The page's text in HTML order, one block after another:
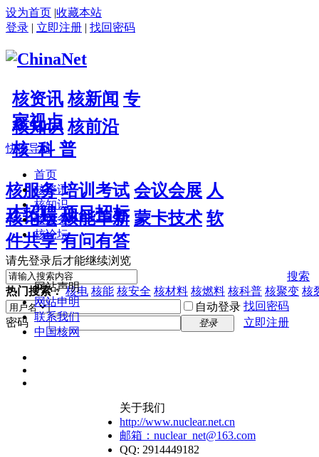
设为首页 |收藏本站
登录 | 立即注册 | 找回密码
核资讯 核新闻 专
家视点
核知识 核前沿
核 科 普
核服务 培训考试 会议会展 人
才招聘 项目招标
核论坛 核能革新 蒙卡技术 软
件共享 有问有答
搜索
热门搜索： 核电 核能 核安全 核材料 核燃料 核科普 核聚变 核
自动登录 找回密码
密码
登录 立即注册
快捷导航
首页
核资讯
核知识
核服务
核论坛
请先登录后才能继续浏览
网站声明
网站申明
联系我们
中国核网
关于我们
http://www.nuclear.net.cn
邮箱：nuclear_net@163.com
QQ: 2914449182